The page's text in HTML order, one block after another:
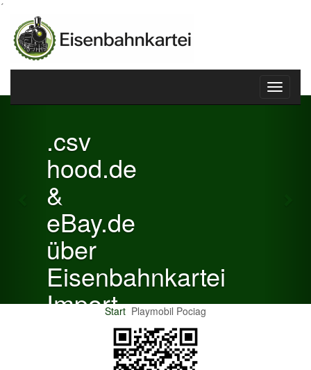
´
Toggle
.csv
hood.de
eBay.de
über
Eisenbahnkartei
Import
Previous
Start Playmobil Pociag